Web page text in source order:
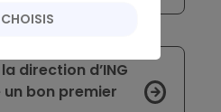
direction d’ING
un bon premier
CHOISIS